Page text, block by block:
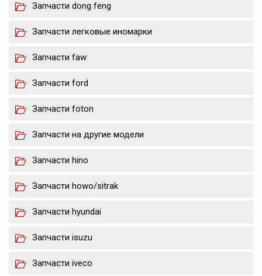
Запчасти dong feng
Запчасти легковые иномарки
Запчасти faw
Запчасти ford
Запчасти foton
Запчасти на другие модели
Запчасти hino
Запчасти howo/sitrak
Запчасти hyundai
Запчасти isuzu
Запчасти iveco